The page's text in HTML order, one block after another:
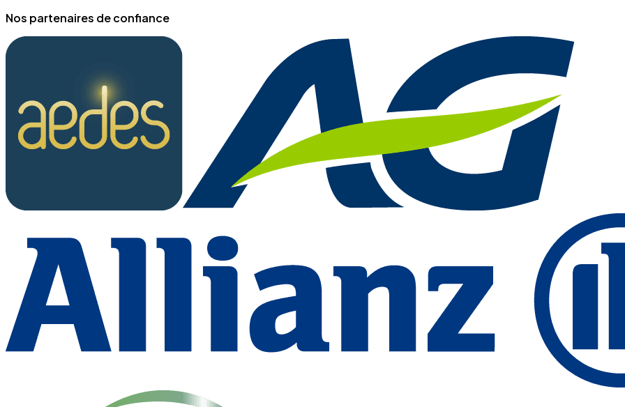
Nos partenaires de confiance